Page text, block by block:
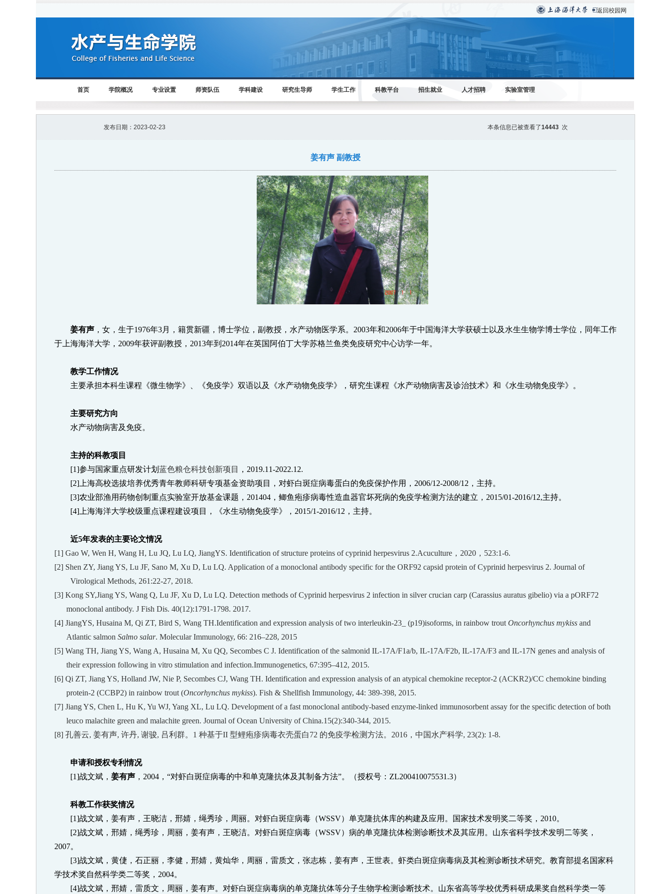
返回校园网
首页 学院概况 专业设置 师资队伍 学科建设 研究生导师 学生工作 科教平台 招生就业 人才招聘 实验室管理
发布日期：2023-02-23 本条信息已被查看了14443 次
姜有声 副教授
姜有声 ，女，生于1976年3月，籍贯新疆，博士学位，副教授，水产动物医学系。 2003年和2006年于中国海洋大学获硕士以及水生生物学博士学位，同年工作
于上海海洋大学， 2009年获评副教授， 2013年到 2014年在英国阿伯丁大学苏格兰鱼类免疫研究中心访学一年。
教学工作情况
主要承担本科生课程《微生物学》、《免疫学》双语以及《水产动物免疫学》，研究生课程《水产动物病害及诊治技术》和《水生动物免疫学》。
主要研究方向
水产动物病害及免疫。
主持的科教项目
[1]参与国家重点研发计划 蓝色粮仓科技创新项目 ， 2019.11-2022.12.
[2] 上海高校选拔培养优秀青年教师科研专项基金资助项目，对虾白斑症病毒蛋白的免疫保护作用， 2006/12-2008/12 ，主持。
[3]农业部渔用药物创制重点实验室开放基金课题， 201404 ，鲫鱼疱疹病毒性造血器官坏死病的免疫学检测方法的建立， 2015/01-2016/12,主持。
[4] 上海海洋大学校级重点课程建设项目，《水生动物免疫学》， 2015/1-2016/12 ，主持。
近5年发表的主要论文情况
[1] Gao W, Wen H, Wang H, Lu JQ, Lu LQ, JiangYS. Identification of structure proteins of cyprinid herpesvirus 2.Acuculture ， 2020 ， 523:1-6.
[2] Shen ZY, Jiang YS, Lu JF, Sano M, Xu D, Lu LQ. Application of a monoclonal antibody specific for the ORF92 capsid protein of Cyprinid herpesvirus 2. Journal of
Virological Methods, 261:22-27, 2018.
[3] Kong SY,Jiang YS, Wang Q, Lu JF, Xu D, Lu LQ. Detection methods of Cyprinid herpesvirus 2 infection in silver crucian carp (Carassius auratus gibelio) via a pORF72
monoclonal antibody. J Fish Dis. 40(12):1791-1798. 2017.
[4] JiangYS, Husaina M, Qi ZT, Bird S, Wang TH.Identification and expression analysis of two interleukin-23_ (p19)isoforms, in rainbow trout Oncorhynchus mykiss and
Atlantic salmon Salmo salar. Molecular Immunology, 66: 216–228, 2015
[5] Wang TH, Jiang YS, Wang A, Husaina M, Xu QQ, Secombes C J. Identification of the salmonid IL-17A/F1a/b, IL-17A/F2b, IL-17A/F3 and IL-17N genes and analysis of
their expression following in vitro stimulation and infection.Immunogenetics, 67:395–412, 2015.
[6] Qi ZT, Jiang YS, Holland JW, Nie P, Secombes CJ, Wang TH. Identification and expression analysis of an atypical chemokine receptor-2 (ACKR2)/CC chemokine binding
protein-2 (CCBP2) in rainbow trout (Oncorhynchus mykiss). Fish & Shellfish Immunology, 44: 389-398, 2015.
[7] Jiang YS, Chen L, Hu K, Yu WJ, Yang XL, Lu LQ. Development of a fast monoclonal antibody-based enzyme-linked immunosorbent assay for the specific detection of both
leuco malachite green and malachite green. Journal of Ocean University of China.15(2):340-344, 2015.
[8] 孔善云, 姜有声, 许丹, 谢骏, 吕利群。 1 种基于II 型鲤疱疹病毒衣壳蛋白72 的免疫学检测方法。 2016 ，中国水产科学, 23(2): 1-8.
申请和授权专利情况
[1]战文斌， 姜有声 ， 2004 ，“对虾白斑症病毒的中和单克隆抗体及其制备方法”。（授权号： ZL200410075531.3）
科教工作获奖情况
[1]战文斌，姜有声，王晓洁，邢婧，绳秀珍，周丽。对虾白斑症病毒（WSSV）单克隆抗体库的构建及应用。国家技术发明奖二等奖， 2010。
[2]战文斌，邢婧，绳秀珍，周丽，姜有声，王晓洁。对虾白斑症病毒（WSSV）病的单克隆抗体检测诊断技术及其应用。山东省科学技术发明二等奖，
2007。
[3]战文斌，黄倢，石正丽，李健，邢婧，黄灿华，周丽，雷质文，张志栋，姜有声，王世表。虾类白斑症病毒病及其检测诊断技术研究。教育部提名国家科
学技术奖自然科学类二等奖， 2004。
[4]战文斌，邢婧，雷质文，周丽，姜有声。对虾白斑症病毒病的单克隆抗体等分子生物学检测诊断技术。山东省高等学校优秀科研成果奖自然科学类一等